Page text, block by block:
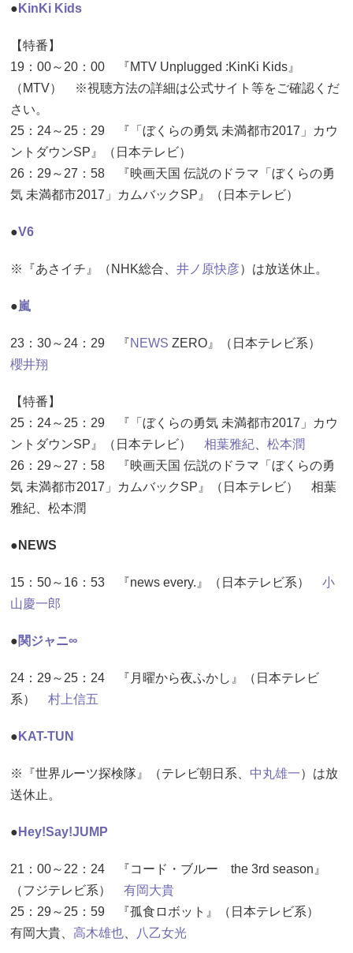
● KinKi Kids
【特番】
19：00～20：00 『MTV Unplugged :KinKi Kids』
（MTV） ※視聴方法の詳細は公式サイト等をご確認くだ
さい。
25：24～25：29 『「ぼくらの勇気 未満都市2017」カウ
ントダウンSP』（日本テレビ）
26：29～27：58 『映画天国 伝説のドラマ「ぼくらの勇
気 未満都市2017」カムバックSP』（日本テレビ）
●V6
※『あさイチ』（NHK総合、 井ノ原快彦）は放送休止。
●嵐
23：30～24：29 『NEWS ZERO』（日本テレビ系）
櫻井翔
【特番】
25：24～25：29 『「ぼくらの勇気 未満都市2017」カウ
ントダウンSP』（日本テレビ） 相葉雅紀
松本潤
26：29～27：58 『映画天国 伝説のドラマ「ぼくらの勇
気 未満都市2017」カムバックSP』（日本テレビ） 相葉
雅紀、松本潤
●NEWS
15：50～16：53 『news every.』（日本テレビ系） 小
山慶一郎
●関ジャニ∞
24：29～25：24 『月曜から夜ふかし』（日本テレビ
系） 村上信五
● KAT-TUN
※『世界ルーツ探検隊』（テレビ朝日系、 中丸雄一）は放
送休止。
● Hey!Say!JUMP
21：00～22：24 『コード・ブルー the 3rd season』
（フジテレビ系） 有岡大貴
25：29～25：59 『孤食ロボット』（日本テレビ系）
有岡大貴、 高木雄也 八乙女光